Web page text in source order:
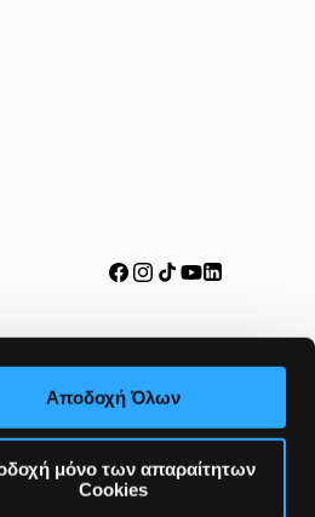
Αποδοχή Όλων
μόνο των απαραίτητων
Cookies
Facebook
Instagram
TikTok
YouTube
LinkedIn
© 2026,iStorm Greece